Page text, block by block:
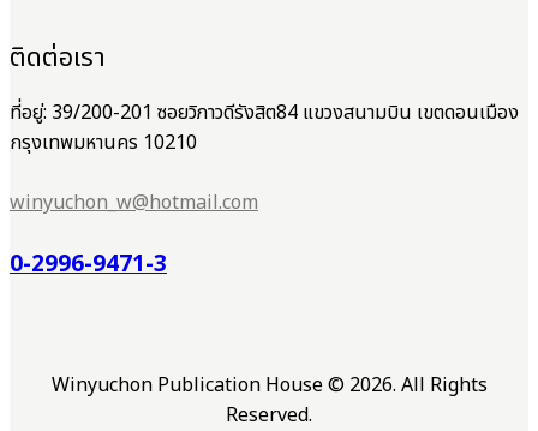
ติดต่อเรา
ที่อยู่: 39/200-201 ซอยวิภาวดีรังสิต84 แขวงสนามบิน เขตดอนเมือง
กรุงเทพมหานคร 10210
winyuchon_w@hotmail.com
0-2996-9471-3
Winyuchon Publication House © 2026. All Rights
Reserved.